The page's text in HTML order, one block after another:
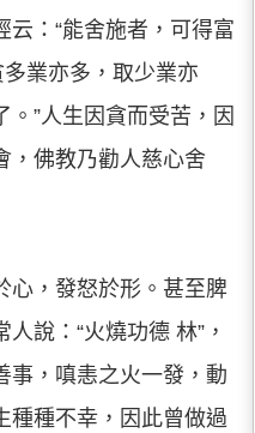
：“能舍施者，可得富
多業亦多，取少業亦
”人生因貪而受苦，因
，佛教乃勸人慈心舍
，發怒於形。甚至脾
說：“火燒功德 林”，
事，嗔恚之火一發，動
種種不幸，因此曾做過